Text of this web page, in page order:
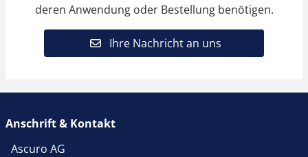
deren Anwendung oder Bestellung benötigen.
Ihre Nachricht an uns
Anschrift & Kontakt
Ascuro AG